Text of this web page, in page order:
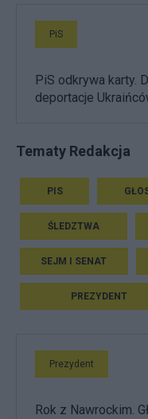
PiS
PiS odkrywa karty.
deportacje
Tematy Redakcja
PIS
ŚLEDZTWA
SEJM I SENAT
PREZYDENT
Prezydent
Rok z Nawrockim.